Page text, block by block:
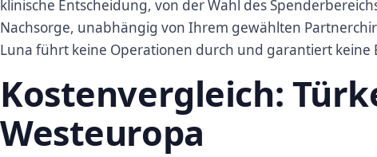
klinische Entscheidung, von der Wahl des
Nachsorge, unabhängig von Ihrem gewählten
Luna führt keine Operationen durch und garantiert keine
Kostenvergleich:
Westeuropa